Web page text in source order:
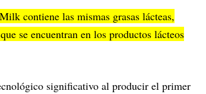
contiene las mismas grasas lácteas,
se encuentran en los productos lácteos
significativo al producir el primer